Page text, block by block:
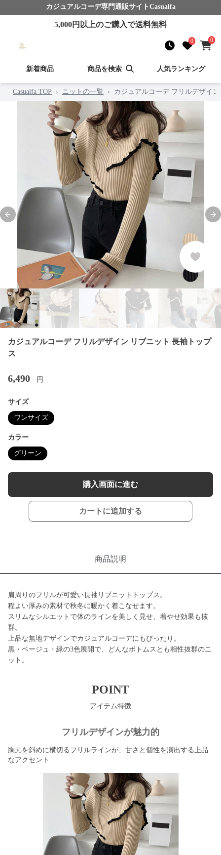
カジュアルコーデ専門通販サイト Casualfa
5,000円以上のご購入で送料無料
0 0
新着商品 商品を検索 人気ランキング
Casualfa TOP › ニットの一覧 › カジュアルコーデ フリルデザイ
Previous slide
カジュアルコーデ フリルデザイン リブニット 長袖トップ
ス
6,490 円
サイズ
ワンサイズ
カラー
グリーン
購入画面に進む
カートに追加する
商品説明
肩周りのフリルが可愛い長袖リブニットトップス。
程よい厚みの素材で秋冬に暖かく着こなせます。
スリムなシルエットで体のラインを美しく見せ、着やせ効果も抜
群。
上品な無地デザインでカジュアルコーデにもぴったり。
黒・ベージュ・緑の3色展開で、どんなボトムスとも相性抜群のニ
ット。
POINT
アイテム特徴
フリルデザインが魅力的
胸元を斜めに横切るフリルラインが、甘さと個性を演出する上品
なアクセント